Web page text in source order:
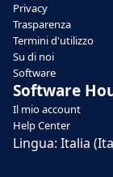
Privacy
Trasparenza
Termini d'utilizzo
Su di noi
Software
Software
Il mio account
Help Center
Lingua: Italia